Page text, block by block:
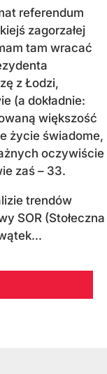
referendum
zagorzałej
tam wracać
z Łodzi,
(a dokładnie:
większość
życie świadome,
oczywiście
zaś – 33.
trendów
SOR (Stołeczna